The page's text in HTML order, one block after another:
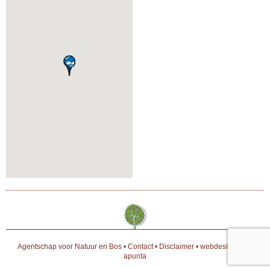
Agentschap voor Natuur en Bos• Contact• Disclaimer• webdesign door
apunta